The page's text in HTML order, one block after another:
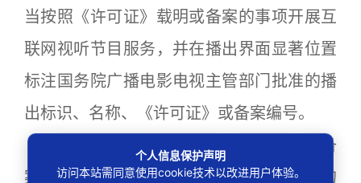
当按照《许可证》载明或备案的事项开展互
联网视听节目服务，并在播出界面显著位置
标注国务院广播电影电视主管部门批准的播
出标识、名称、《许可证》或备案编号。
任何单位不得向未持有《许可证》或备
案的单位提供与互联网视听节目服务有关的
个人信息保护声明
访问本站需同意使用cookie技术以改进用户体验。